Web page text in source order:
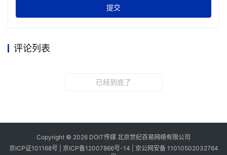
提交
评论列表
已经到底了
Copyright © 2026 DOIT传媒 北京世纪百易网络有限公司
京ICP证101168号 | 京ICP备12007866号-14
京公网安备 11010502032764